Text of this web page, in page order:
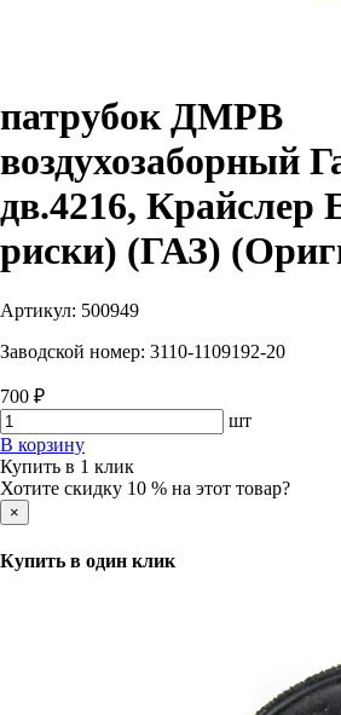
патрубок ДМРВ
воздухозаборный
дв.4216, Крайслер
риски) (ГАЗ)
Артикул: 500949
Заводской номер: 3110-1109192-20
700 ₽
шт
В корзину
Купить в 1 клик
Хотите скидку 10 % на этот товар?
×
Купить в один клик